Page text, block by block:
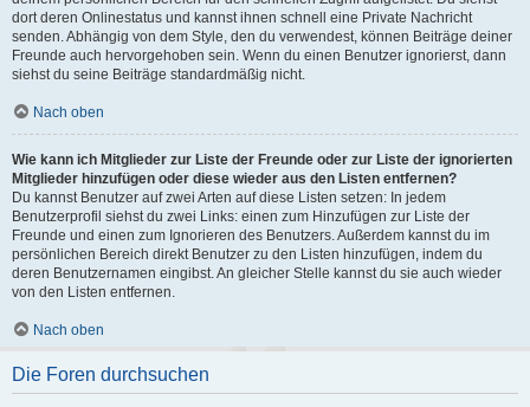
dort deren Onlinestatus und kannst ihnen schnell eine Private Nachricht
senden. Abhängig von dem Style, den du verwendest, können Beiträge deiner
Freunde auch hervorgehoben sein. Wenn du einen Benutzer ignorierst, dann
siehst du seine Beiträge standardmäßig nicht.
Nach oben
Wie kann ich Mitglieder zur Liste der Freunde oder zur Liste der ignorierten
Mitglieder hinzufügen oder diese wieder aus den Listen entfernen?
Du kannst Benutzer auf zwei Arten auf diese Listen setzen: In jedem
Benutzerprofil siehst du zwei Links: einen zum Hinzufügen zur Liste der
Freunde und einen zum Ignorieren des Benutzers. Außerdem kannst du im
persönlichen Bereich direkt Benutzer zu den Listen hinzufügen, indem du
deren Benutzernamen eingibst. An gleicher Stelle kannst du sie auch wieder
von den Listen entfernen.
Nach oben
Die Foren durchsuchen